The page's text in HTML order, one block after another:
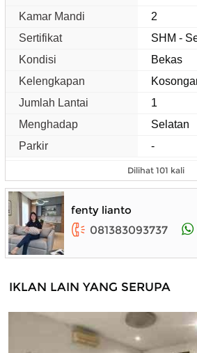
Kamar Mandi
2
Sertifikat
SHM -
Kondisi
Bekas
Kelengkapan
Jumlah Lantai
1
Menghadap
Selatan
Parkir
-
Dilihat 101 kali
fenty lianto
081383093737
IKLAN LAIN YANG SERUPA